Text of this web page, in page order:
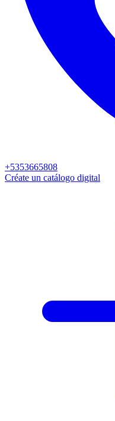
+5353665808
Créate un catálogo digital